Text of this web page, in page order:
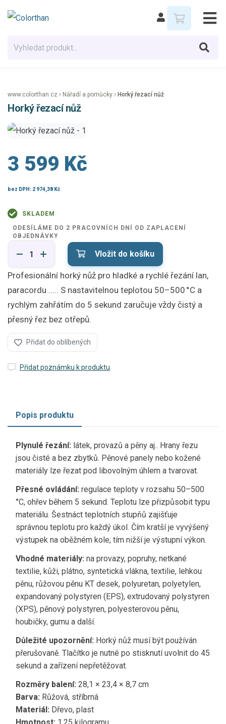
www.colorthan.cz Nářadí a pomůcky Horký řezací nůž
Horký řezací nůž
Profesionální horký nůž pro hladké a rychlé řezání lan,
paracordu ..... S nastavitelnou teplotou 50–500 °C a
rychlým zahřátím do 5 sekund zaručuje vždy čistý a
přesný řez bez otřepů.
3 599 Kč
bez DPH: 2 974,38 Kč
Vložit do košíku
Přidat do oblíbených
Přidat poznámku k produktu
SKLADEM
ODESÍLÁME DO 2 PRACOVNÍCH DNÍ OD ZAPLACENÍ
OBJEDNÁVKY
Popis produktu
Plynulé řezání: látek, provazů a pěny aj.. Hrany řezu
jsou čisté a bez zbytků. Pěnové panely nebo kožené
materiály lze řezat pod libovolným úhlem a tvarovat.
Přesné ovládání: regulace teploty v rozsahu 50–500
°C, ohřev během 5 sekund. Teplotu lze přizpůsobit typu
materiálu. Šestnáct teplotních stupňů zajišťuje
správnou teplotu pro každý úkol. Čím kratší je vyvýšený
výstupek na oběžném kole, tím nižší je výstupní výkon.
Vhodné materiály: na provazy, popruhy, netkané
textilie, kůži, plátno, syntetická vlákna, textilie, lehkou
pěnu, růžovou pěnu KT desek, polyuretan, polyetylen,
expandovaný polystyren (EPS), extrudovaný polystyren
(XPS), pěnový polystyren, polyesterovou pěnu,
houbičky, gumu a další.
Důležité upozornění: Horký nůž musí být používán
přerušovaně. Tlačítko je nutné po stisknutí uvolnit do 45
sekund a zařízení nepřetěžovat.
Rozměry balení: ‎28,1 × 23,4 × 8,7 cm
Barva: ‎Růžová, stříbrná
Materiál: ‎Dřevo, plast